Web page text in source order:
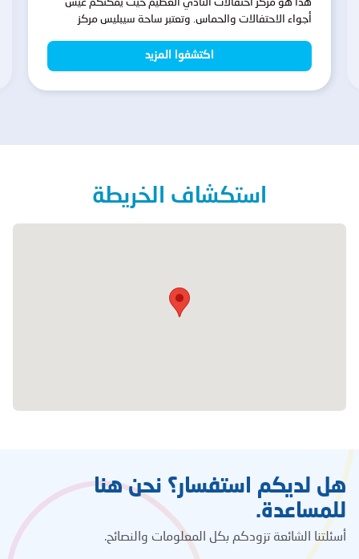
أجواء الاحتفالات والحماس. وتعتبر ساحة سيبليس مركز
اكتشفوا المزيد
استكشاف الخريطة
هل لديكم استفسار؟ نحن هنا
للمساعدة.
أسئلتنا الشائعة تزودكم بكل المعلومات والنصائح.